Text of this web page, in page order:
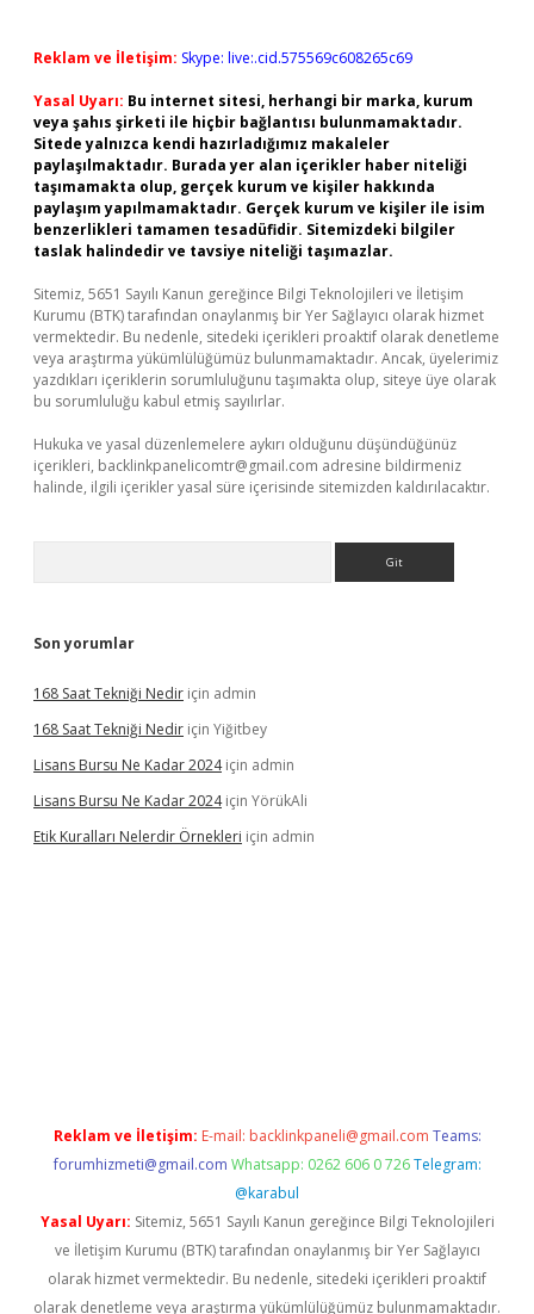
Reklam ve İletişim: Skype: live:.cid.575569c608265c69
Yasal Uyarı: Bu internet sitesi, herhangi bir marka, kurum
veya şahıs şirketi ile hiçbir bağlantısı bulunmamaktadır.
Sitede yalnızca kendi hazırladığımız makaleler
paylaşılmaktadır. Burada yer alan içerikler haber niteliği
taşımamakta olup, gerçek kurum ve kişiler hakkında
paylaşım yapılmamaktadır. Gerçek kurum ve kişiler ile isim
benzerlikleri tamamen tesadüfidir. Sitemizdeki bilgiler
taslak halindedir ve tavsiye niteliği taşımazlar.
Sitemiz, 5651 Sayılı Kanun gereğince Bilgi Teknolojileri ve İletişim
Kurumu (BTK) tarafından onaylanmış bir Yer Sağlayıcı olarak hizmet
vermektedir. Bu nedenle, sitedeki içerikleri proaktif olarak denetleme
veya araştırma yükümlülüğümüz bulunmamaktadır. Ancak, üyelerimiz
yazdıkları içeriklerin sorumluluğunu taşımakta olup, siteye üye olarak
bu sorumluluğu kabul etmiş sayılırlar.
Hukuka ve yasal düzenlemelere aykırı olduğunu düşündüğünüz
içerikleri, backlinkpanelicomtr@gmail.com adresine bildirmeniz
halinde, ilgili içerikler yasal süre içerisinde sitemizden kaldırılacaktır.
Son yorumlar
168 Saat Tekniği Nedir için admin
168 Saat Tekniği Nedir için Yiğitbey
Lisans Bursu Ne Kadar 2024için admin
Lisans Bursu Ne Kadar 2024için YörükAli
Etik Kuralları Nelerdir Örnekleri için admin
Reklam ve İletişim: E-mail: backlinkpaneli@gmail.com Teams:
forumhizmeti@gmail.com Whatsapp: 0262 606 0 726 Telegram:
@karabul
Yasal Uyarı: Sitemiz, 5651 Sayılı Kanun gereğince Bilgi Teknolojileri
ve İletişim Kurumu (BTK) tarafından onaylanmış bir Yer Sağlayıcı
olarak hizmet vermektedir. Bu nedenle, sitedeki içerikleri proaktif
olarak denetleme veya araştırma yükümlülüğümüz bulunmamaktadır.